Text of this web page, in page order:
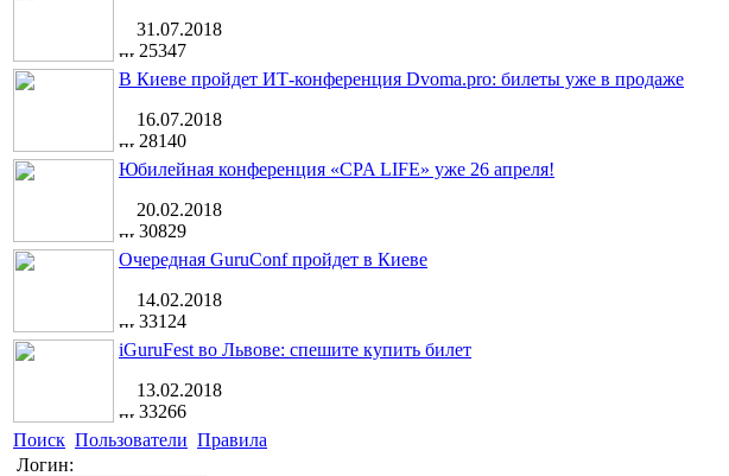
31.07.2018
25347
В Киеве пройдет ИТ-конференция Dvoma.pro: билеты уже в продаже
16.07.2018
28140
Юбилейная конференция «CPA LIFE» уже 26 апреля!
20.02.2018
30829
Очередная GuruConf пройдет в Киеве
14.02.2018
33124
iGuruFest во Львове: спешите купить билет
13.02.2018
33266
Поиск Пользователи Правила
Логин: